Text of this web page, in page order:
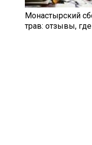
Монастырский
трав: отзывы,